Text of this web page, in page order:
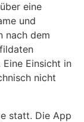
eine
und
nach dem
Einsicht in
nicht
statt. Die App